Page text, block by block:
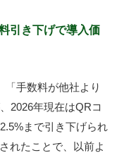
引き下げで導入価
「手数料が他社より
2026年現在はQRコ
まで引き下げられ
れたことで、以前よ